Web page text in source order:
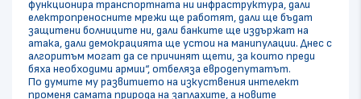
функционира транспортната ни инфраструктура, дали
електропреносните мрежи ще работят, дали ще бъдат
защитени болниците ни, дали банките ще издържат на
атака, дали демокрацията ще устои на манипулации. Днес с
алгоритъм могат да се причинят щети, за които преди
бяха необходими армии“, отбеляза евродепутатът.
По думите му развитието на изкуствения интелект
променя самата природа на заплахите, а новите